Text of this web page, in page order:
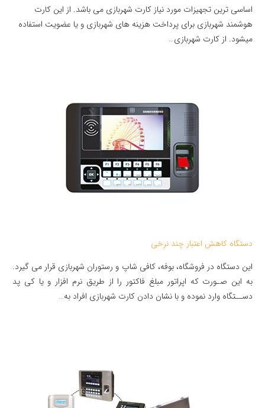
اساسی ترین تجهیزات مورد نیاز کارت شهربازی می باشد. از این کارت
هوشمند شهربازی برای پرداخت هزینه های شهربازی و یا عضویت استفاده
میشود. از کارت شهربازی…
دستگاه کاهش اعتبار چند نرخی
این دستگاه در فروشگاه، بوفه، کافی شاپ و رستوران شهربازی قرار می گیرد.
به این صـورت که اپراتور مبلغ فاکتور را از طریق نرم افزار و یا کی پد
دســتگاه وارد نموده و با نشان دادن کارت شهربازی افراد به…